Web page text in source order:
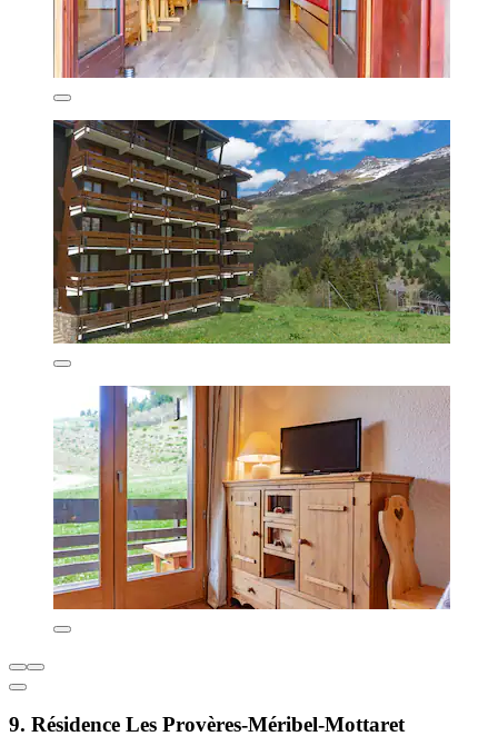
9. Résidence Les Provères-Méribel-Mottaret